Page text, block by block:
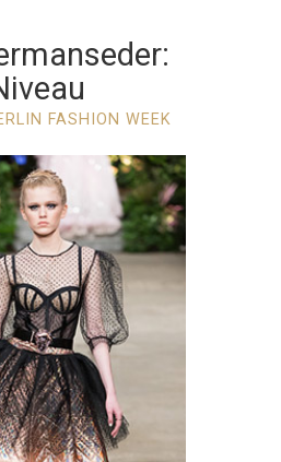
FASHION WEEK